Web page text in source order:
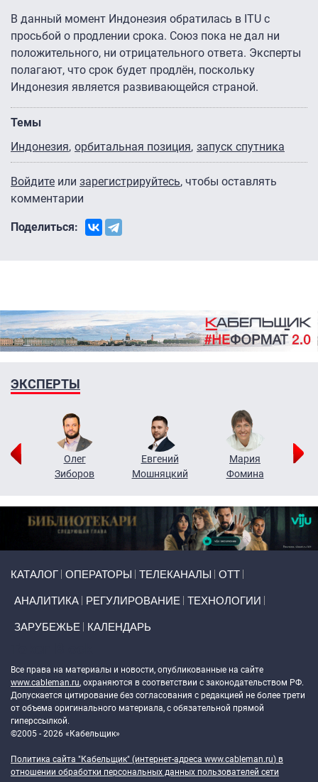
В данный момент Индонезия обратилась в ITU с
просьбой о продлении срока. Союз пока не дал ни
положительного, ни отрицательного ответа. Эксперты
полагают, что срок будет продлён, поскольку
Индонезия является развивающейся страной.
Темы
Индонезия орбитальная позиция запуск спутника
Войдите или зарегистрируйтесь, чтобы оставлять
комментарии
Поделиться:
ЭКСПЕРТЫ
Олег
Зиборов
Евгений
Мошняцкий
Мария
Фомина
КАТАЛОГ ОПЕРАТОРЫ ТЕЛЕКАНАЛЫ ОТТ
АНАЛИТИКА РЕГУЛИРОВАНИЕ ТЕХНОЛОГИИ
ЗАРУБЕЖЬЕ КАЛЕНДАРЬ
Все права на материалы и новости, опубликованные на сайте
www.cableman.ru, охраняются в соответствии с законодательством РФ.
Допускается цитирование без согласования с редакцией не более трети
от объема оригинального материала, с обязательной прямой
гиперссылкой.
©2005 - 2026 «Кабельщик»
Политика сайта "Кабельщик" (интернет-адреса www.cableman.ru) в
отношении обработки персональных данных пользователей сети